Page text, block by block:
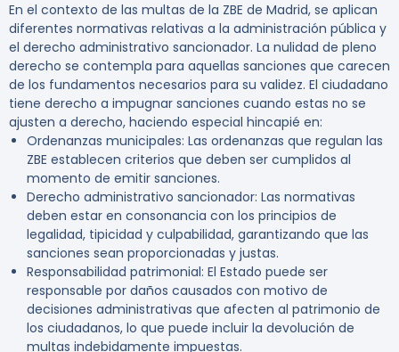
En el contexto de las multas de la ZBE de Madrid, se aplican
diferentes normativas relativas a la administración pública y
el derecho administrativo sancionador. La nulidad de pleno
derecho se contempla para aquellas sanciones que carecen
de los fundamentos necesarios para su validez. El ciudadano
tiene derecho a impugnar sanciones cuando estas no se
ajusten a derecho, haciendo especial hincapié en:
Ordenanzas municipales: Las ordenanzas que regulan las
ZBE establecen criterios que deben ser cumplidos al
momento de emitir sanciones.
Derecho administrativo sancionador: Las normativas
deben estar en consonancia con los principios de
legalidad, tipicidad y culpabilidad, garantizando que las
sanciones sean proporcionadas y justas.
Responsabilidad patrimonial: El Estado puede ser
responsable por daños causados con motivo de
decisiones administrativas que afecten al patrimonio de
los ciudadanos, lo que puede incluir la devolución de
multas indebidamente impuestas.